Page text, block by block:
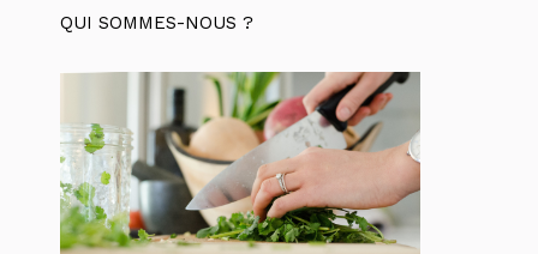
QUI SOMMES-NOUS ?